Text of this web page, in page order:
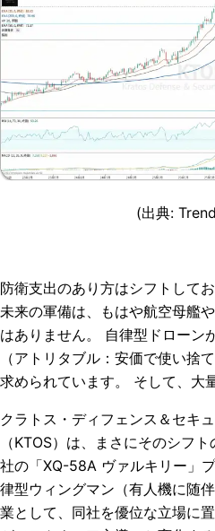
(出典:
防衛支出のあり方はシフトして
未来の軍備は、もはや航空母艦
はありません。 自律型ドローン
（アトリタブル：安価で使い捨
求められています。 そして、大
クラトス・ディフェンス＆セキ
（KTOS）は、まさにそのシフ
社の「XQ-58A ヴァルキリー」
律型ウィングマン（有人機に随
業として、同社を優位な立場に